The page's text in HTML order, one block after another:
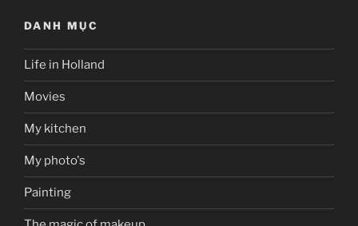
DANH MỤC
Life in Holland
Movies
My kitchen
My photo's
Painting